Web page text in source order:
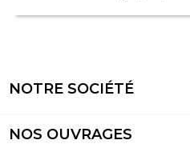
NOTRE SOCIÉTÉ
NOS OUVRAGES